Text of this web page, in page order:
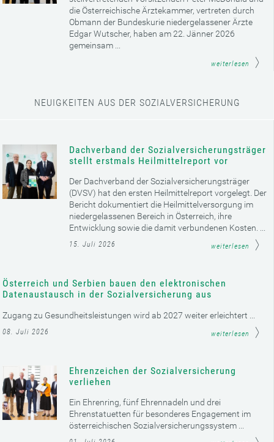
die Österreichische Ärztekammer, vertreten durch
Obmann der Bundeskurie niedergelassener Ärzte
Edgar Wutscher, haben am 22. Jänner 2026
gemeinsam ...
weiterlesen
NEUIGKEITEN AUS DER SOZIALVERSICHERUNG
Dachverband der Sozialversicherungsträger
stellt erstmals Heilmittelreport vor
Der Dachverband der Sozialversicherungsträger
(DVSV) hat den ersten Heilmittelreport vorgelegt. Der
Bericht dokumentiert die Heilmittelversorgung im
niedergelassenen Bereich in Österreich, ihre
Entwicklung sowie die damit verbundenen Kosten. ...
15. Juli 2026 weiterlesen
Österreich und Serbien bauen den elektronischen
Datenaustausch in der Sozialversicherung aus
Zugang zu Gesundheitsleistungen wird ab 2027 weiter erleichtert ...
08. Juli 2026 weiterlesen
Ehrenzeichen der Sozialversicherung
verliehen
Ein Ehrenring, fünf Ehrennadeln und drei
Ehrenstatuetten für besonderes Engagement im
österreichischen Sozialversicherungssystem ...